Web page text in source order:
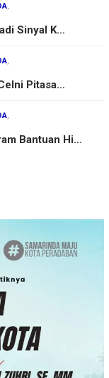
,
Sinyal K…
,
Pitasa…
,
Bantuan Hi…